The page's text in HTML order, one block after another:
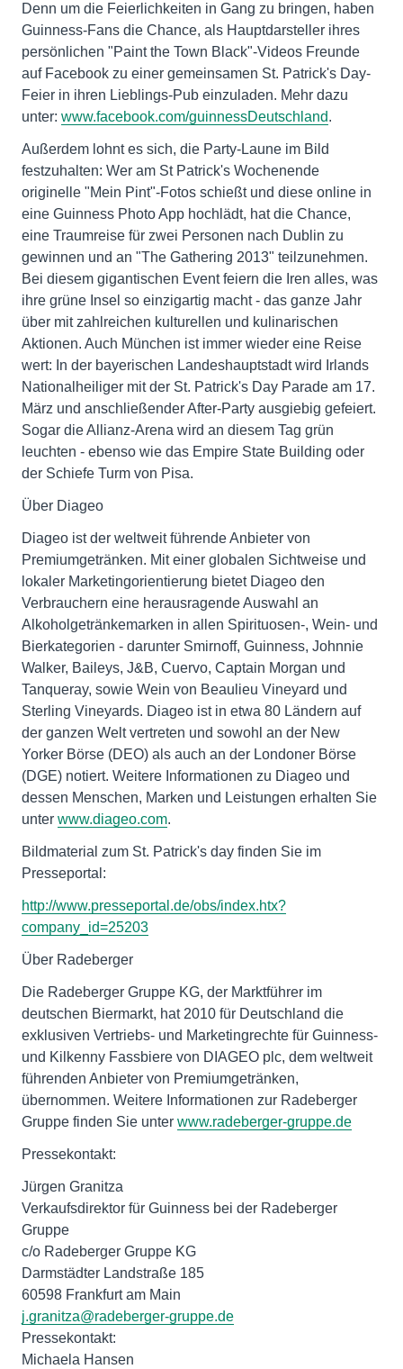
Denn um die Feierlichkeiten in Gang zu bringen, haben
Guinness-Fans die Chance, als Hauptdarsteller ihres
persönlichen "Paint the Town Black"-Videos Freunde
auf Facebook zu einer gemeinsamen St. Patrick's Day-
Feier in ihren Lieblings-Pub einzuladen. Mehr dazu
unter: www.facebook.com/guinnessDeutschland.
Außerdem lohnt es sich, die Party-Laune im Bild
festzuhalten: Wer am St Patrick's Wochenende
originelle "Mein Pint"-Fotos schießt und diese online in
eine Guinness Photo App hochlädt, hat die Chance,
eine Traumreise für zwei Personen nach Dublin zu
gewinnen und an "The Gathering 2013" teilzunehmen.
Bei diesem gigantischen Event feiern die Iren alles, was
ihre grüne Insel so einzigartig macht - das ganze Jahr
über mit zahlreichen kulturellen und kulinarischen
Aktionen. Auch München ist immer wieder eine Reise
wert: In der bayerischen Landeshauptstadt wird Irlands
Nationalheiliger mit der St. Patrick's Day Parade am 17.
März und anschließender After-Party ausgiebig gefeiert.
Sogar die Allianz-Arena wird an diesem Tag grün
leuchten - ebenso wie das Empire State Building oder
der Schiefe Turm von Pisa.
Über Diageo
Diageo ist der weltweit führende Anbieter von
Premiumgetränken. Mit einer globalen Sichtweise und
lokaler Marketingorientierung bietet Diageo den
Verbrauchern eine herausragende Auswahl an
Alkoholgetränkemarken in allen Spirituosen-, Wein- und
Bierkategorien - darunter Smirnoff, Guinness, Johnnie
Walker, Baileys, J&B, Cuervo, Captain Morgan und
Tanqueray, sowie Wein von Beaulieu Vineyard und
Sterling Vineyards. Diageo ist in etwa 80 Ländern auf
der ganzen Welt vertreten und sowohl an der New
Yorker Börse (DEO) als auch an der Londoner Börse
(DGE) notiert. Weitere Informationen zu Diageo und
dessen Menschen, Marken und Leistungen erhalten Sie
unter www.diageo.com.
Bildmaterial zum St. Patrick's day finden Sie im
Presseportal:
http://www.presseportal.de/obs/index.htx?
company_id=25203
Über Radeberger
Die Radeberger Gruppe KG, der Marktführer im
deutschen Biermarkt, hat 2010 für Deutschland die
exklusiven Vertriebs- und Marketingrechte für Guinness-
und Kilkenny Fassbiere von DIAGEO plc, dem weltweit
führenden Anbieter von Premiumgetränken,
übernommen. Weitere Informationen zur Radeberger
Gruppe finden Sie unter www.radeberger-gruppe.de
Pressekontakt:
Jürgen Granitza
Verkaufsdirektor für Guinness bei der Radeberger
Gruppe
c/o Radeberger Gruppe KG
Darmstädter Landstraße 185
60598 Frankfurt am Main
j.granitza@radeberger-gruppe.de
Pressekontakt:
Michaela Hansen